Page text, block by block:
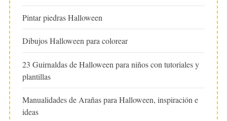
Pintar piedras Halloween
Dibujos Halloween para colorear
23 Guirnaldas de Halloween para niños con tutoriales y
plantillas
Manualidades de Arañas para Halloween, inspiración e
ideas